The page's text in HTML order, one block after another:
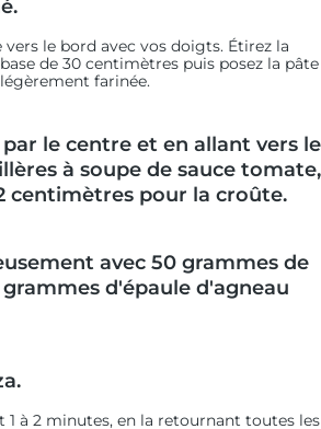
le bord avec vos doigts. Étirez la
de 30 centimètres puis posez la pâte
farinée.
le centre et en allant vers le
à soupe de sauce tomate,
centimètres pour la croûte.
avec 50 grammes de
d'épaule d'agneau
1 à 2 minutes, en la retournant toutes les